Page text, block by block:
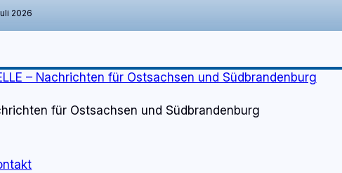
2026
für Ostsachsen und Südbrandenburg